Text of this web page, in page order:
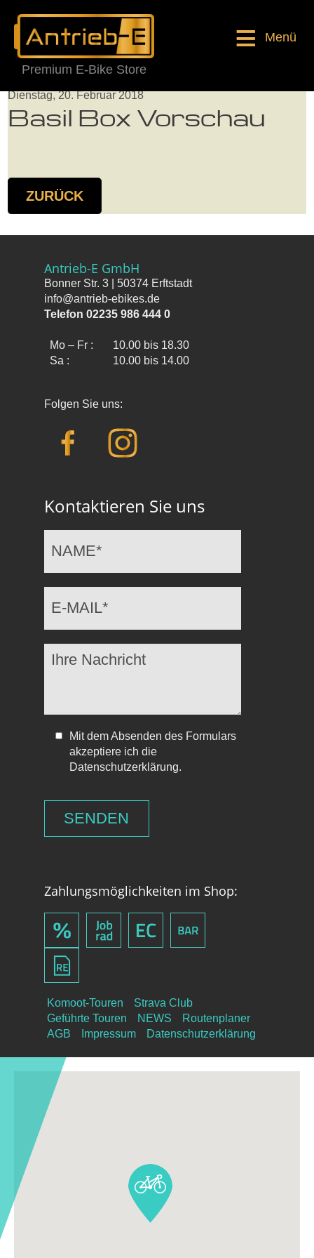
Premium E-Bike Store
Menü
Dienstag, 20. Februar 2018
Basil Box Vorschau
ZURÜCK
Antrieb-E GmbH
Bonner Str. 3 | 50374 Erftstadt
info@antrieb-ebikes.de
Telefon 02235 986 444 0
Mo – Fr :
Sa :
10.00 bis 18.30
10.00 bis 14.00
Folgen Sie uns:
Kontaktieren Sie uns
Mit dem Absenden des Formulars
akzeptiere ich die
Datenschutzerklärung.
Zahlungsmöglichkeiten im Shop:
Komoot-Touren
Strava Club
Geführte Touren
NEWS
Routenplaner
AGB
Impressum Datenschutzerklärung